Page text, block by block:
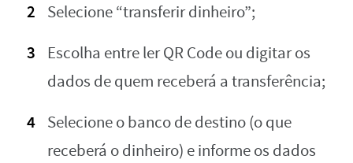
Selecione “transferir dinheiro”;
Escolha entre ler QR Code ou digitar os
dados de quem receberá a transferência;
Selecione o banco de destino (o que
receberá o dinheiro) e informe os dados